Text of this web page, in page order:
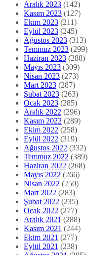
Aralık 2023 (142)
Kasım 2023 (127)
Ekim 2023 (211)
Eylül 2023 (245)
Ağustos 2023 (313)
Temmuz 2023 (299)
Haziran 2023 (288)
Mayıs 2023 (309)
Nisan 2023 (273)
Mart 2023 (287)
Şubat 2023 (263)
Ocak 2023 (285)
Aralık 2022 (296)
Kasım 2022 (289)
Ekim 2022 (258)
Eylül 2022 (319)
Ağustos 2022 (332)
Temmuz 2022 (389)
Haziran 2022 (268)
Mayıs 2022 (266)
Nisan 2022 (250)
Mart 2022 (283)
Şubat 2022 (235)
Ocak 2022 (277)
Aralık 2021 (288)
Kasım 2021 (244)
Ekim 2021 (277)
Eylül 2021 (238)